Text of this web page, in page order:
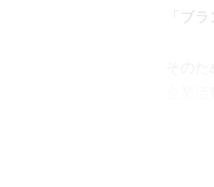
「ブ
企業